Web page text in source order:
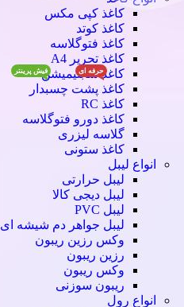
کاغذ کپی مکس
کاغذ کوتد
کاغذ فتوگلاسه
کاغذ تحریر A4
کاغذ سابلیمیشن
کاغذ پشت چسبدار
کاغذ RC
کاغذ دورو فتوگلاسه
گلاسه لیزری
کاغذ ستونی
انواع لیبل
لیبل حرارتی
لیبل دیجی کالا
لیبل PVC
لیبل جواهر دم شیشه ای
وکس رزین ریبون
رزین ریبون
وکس ریبون
ریبون سوزنی
انواع رول
فیش پرینتر حرفه ای